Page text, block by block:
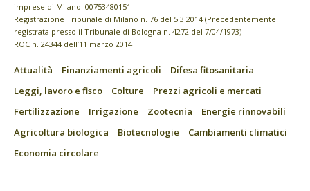
imprese di Milano: 00753480151
Registrazione Tribunale di Milano n. 76 del 5.3.2014 (Precedentemente
registrata presso il Tribunale di Bologna n. 4272 del 7/04/1973)
ROC n. 24344 dell’11 marzo 2014
Attualità Finanziamenti agricoli
Difesa fitosanitaria
Leggi, lavoro e fisco
Colture
Prezzi agricoli e mercati
Fertilizzazione
Irrigazione Zootecnia
Energie rinnovabili
Agricoltura biologica
Biotecnologie
Cambiamenti climatici
Economia circolare